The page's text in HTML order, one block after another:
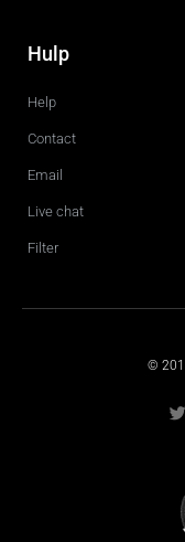
Hulp
Help
Contact
Email
Live chat
Filter
©
w
i